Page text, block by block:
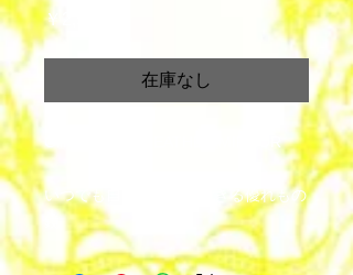
￥2,500
在庫なし
Gilles de Rais LEATHER MIRROR
いつでも自分チェックできる優れもの